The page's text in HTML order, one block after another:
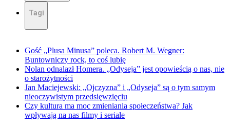
Tagi
Gość „Plusa Minusa” poleca. Robert M. Wegner:
Buntowniczy rock, to coś lubię
Nolan odnalazł Homera. „Odyseja” jest opowieścią o nas, nie
o starożytności
Jan Maciejewski: „Ojczyzna” i „Odyseja” są o tym samym
nieoczywistym przedsięwzięciu
Czy kultura ma moc zmieniania społeczeństwa? Jak
wpływają na nas filmy i seriale